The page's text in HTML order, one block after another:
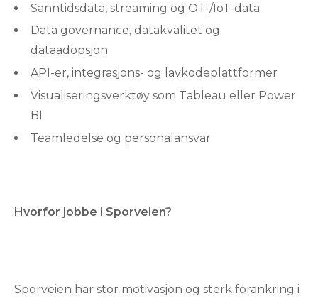
Sanntidsdata, streaming og OT-/IoT-data
Data governance, datakvalitet og
dataadopsjon
API-er, integrasjons- og lavkodeplattformer
Visualiseringsverktøy som Tableau eller Power
BI
Teamledelse og personalansvar
Hvorfor jobbe i Sporveien?
Sporveien har stor motivasjon og sterk forankring i